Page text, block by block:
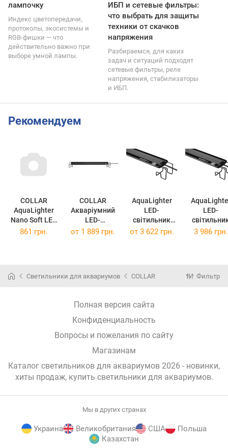
лампочку
Индекс цветопередачи,
протоколы, экосистемы и
RGB-фишки — что
действительно важно при
выборе умной лампы.
ИБП и сетевые фильтры:
что выбрать для защиты
техники от скачков
напряжения
Разбираемся, для каких
задач и ситуаций подходят
сетевые фильтры, реле
напряжения, стабилизаторы
и ИБП.
Рекомендуем
COLLAR
AquaLighter
Nano Soft LED
Світильник з
жовтий
COLLAR
Акваріумний
LED-
світильник
AquaLighter
LED-
світильник
Collar Slim 90
LED-
Collar Slim 75
861 грн. от 1 889 грн. от 3 622 грн. 3 986 грн.
Светильники для аквариумов COLLAR Фильтр
Полная версия сайта
Конфиденциальность
Вопросы и пожелания по сайту
Магазинам
Каталог светильников для аквариумов 2026 - новинки,
хиты продаж, купить светильники для аквариумов.
Мы в других странах
Украина Великобритания США
Польша
Казахстан